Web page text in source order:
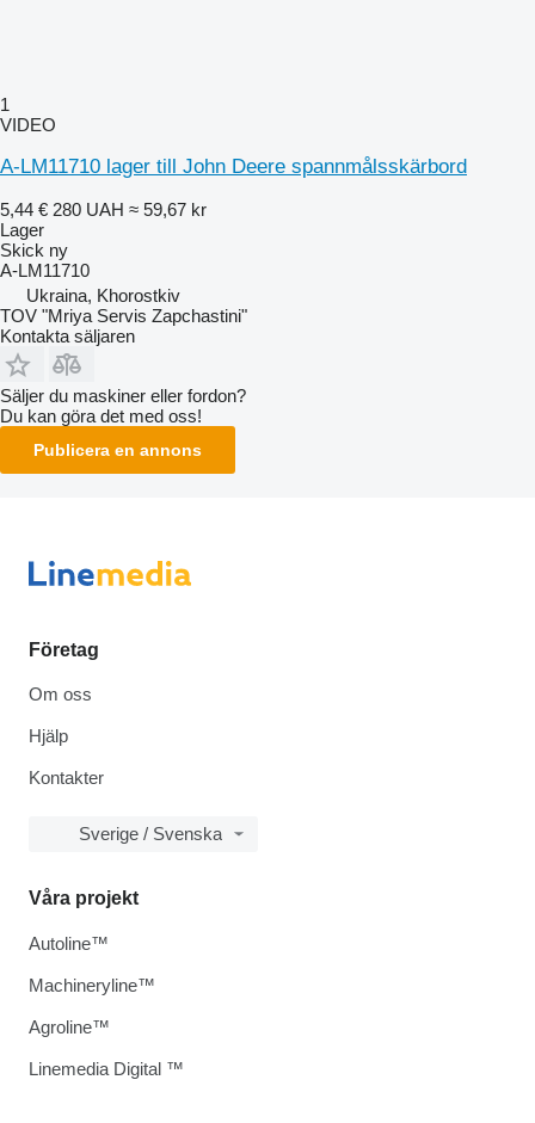
1
VIDEO
A-LM11710 lager till John Deere spannmålsskärbord
5,44 € 280 UAH ≈ 59,67 kr
Lager
Skick ny
A-LM11710
Ukraina, Khorostkiv
TOV "Mriya Servis Zapchastini"
Kontakta säljaren
Säljer du maskiner eller fordon?
Du kan göra det med oss!
Publicera en annons
Företag
Om oss
Hjälp
Kontakter
Sverige / Svenska
Våra projekt
Autoline™
Machineryline™
Agroline™
Linemedia Digital ™